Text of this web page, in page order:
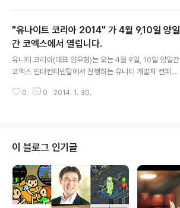
메일의 내용에 따르면 게임물관리위원회에서 스팀 측에
'한국에서 심의를 받지 않은 채로 한국어 지원을 하고 있는
게임'의 목록을 보냈고, 이 게임들이 한국어 서비스를 하려
면 심의를 받아야 한다고 연락을 한 것으로 보임. — Sun
록의 게임 개발자들에게 한국에서 심의를 받아야 한다고
"유나이트 코리아 2014" 가 4월 9,10일 양일
간 코엑스에서 열립니다.
유니티 코리아(대표 양우형)는 오는 4월 9일, 10일 양일간
코엑스 인터컨티넨탈에서 진행하는 유니티 개발자 컨퍼런
한다고 밝혔습니다.. 유나이트는 유니티에서 매년 전세계
롯데호텔에서 작년부터는 유나이트 코리아로 건국대학교
새천년관에서 진행되었는데, 올해엔 더 큰 규모로 코엑스
에서 진행이 되네요. 올해에도 50여개의 강연을 선보이며
유니티 CEO가 직접 와서 기조강연을 진행할 듯 합니다. 아
직 자세한 강연 정보는 공개되지 않은 상태인데요. 작년과
의 차별점으로는 특히 채용 및 B..
0 0 2014. 1. 30.
이 블로그 인기글